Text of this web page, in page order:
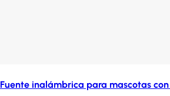
Fuente inalámbrica para mascotas